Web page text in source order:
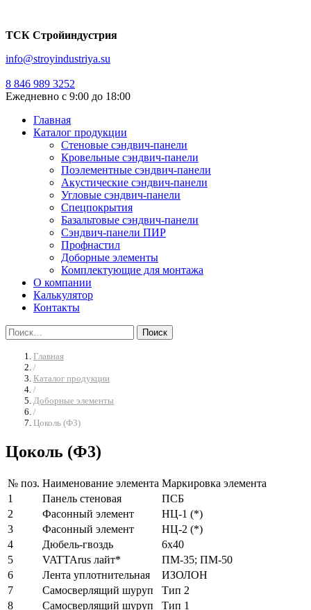
ТСК Стройиндустрия
info@stroyindustriya.su
8 846 989 3252
Ежедневно с 9:00 до 18:00
Сэндвич-панели
Главная
Каталог продукции
Стеновые сэндвич-панели
Кровельные сэндвич-панели
Поэлементные сэндвич-панели
Акустические сэндвич-панели
Угловые сэндвич-панели
Спецпокрытия
Базальтовые сэндвич-панели
Сэндвич-панели ПИР
Профнастил
Доборные элементы
Комплектующие для монтажа
О компании
Калькулятор
Контакты
Найти:
Главная
/
Каталог продукции
/
Доборные элементы
/
Цоколь (Ф3)
Цоколь (Ф3)
№ поз. Наименование элемента Маркировка элемента
1
Панель стеновая
ПСБ
2
Фасонный элемент
НЦ-1 (*)
3
Фасонный элемент
НЦ-2 (*)
4
Дюбель-гвоздь
6х40
5
VATTArus лайт*
ПМ-35; ПМ-50
6
Лента уплотнительная
ИЗОЛОН
7
Самосверлящий шуруп
Тип 2
8
Самосверлящий шуруп Тип 1